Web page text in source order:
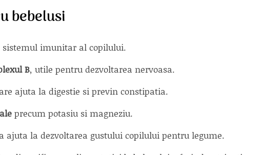
bebelusi
sistemul imunitar al copilului.
B, utile pentru dezvoltarea nervoasa.
ajuta la digestie si previn constipatia.
precum potasiu si magneziu.
ajuta la dezvoltarea gustului copilului pentru legume.